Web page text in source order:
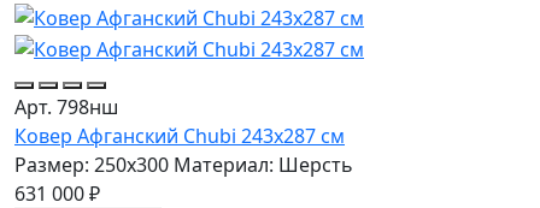
Арт. 798нш
Ковер Афганский Chubi 243x287 см
Размер: 250x300 Материал: Шерсть
631 000 ₽